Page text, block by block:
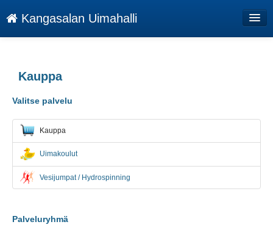
Kangasalan Uimahalli
Kirjaudu
Kieli: FI
Kauppa
Valitse palvelu
Kauppa
Uimakoulut
Vesijumpat / Hydrospinning
Palveluryhmä